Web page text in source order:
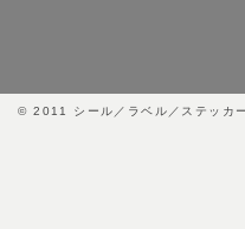
© 2011 シール／ラベル／ステッカ